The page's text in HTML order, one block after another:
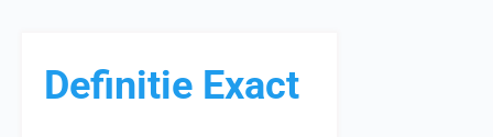
Definitie Exact